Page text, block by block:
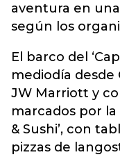
aventura en
según los
El barco del
mediodía desde
JW Marriott y
marcados por la
& Sushi’, con
pizzas de